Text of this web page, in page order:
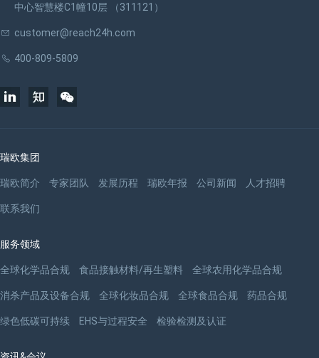
中心智慧楼C1幢10层 （311121）
customer@reach24h.com
400-809-5809
瑞欧集团
瑞欧简介 专家团队 发展历程 瑞欧年报 公司新闻 人才招聘
联系我们
服务领域
全球化学品合规 食品接触材料/再生塑料 全球农用化学品合规
消杀产品及设备合规 全球化妆品合规 全球食品合规 药品合规
绿色低碳可持续 EHS与过程安全 检验检测及认证